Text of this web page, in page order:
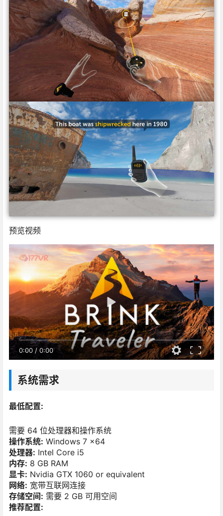
预览视频
0:00 / 0:00
系统需求
最低配置:
需要 64 位处理器和操作系统
操作系统: Windows 7 x64
处理器: Intel Core i5
内存: 8 GB RAM
显卡: Nvidia GTX 1060 or equivalent
网络: 宽带互联网连接
存储空间: 需要 2 GB 可用空间
推荐配置: